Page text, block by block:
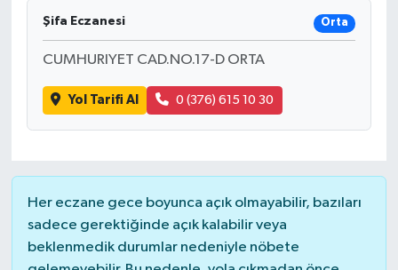
Şifa Eczanesi Orta
CUMHURIYET CAD.NO.17-D ORTA
Yol Tarifi Al 0 (376) 615 10 30
Her eczane gece boyunca açık olmayabilir, bazıları
sadece gerektiğinde açık kalabilir veya
beklenmedik durumlar nedeniyle nöbete